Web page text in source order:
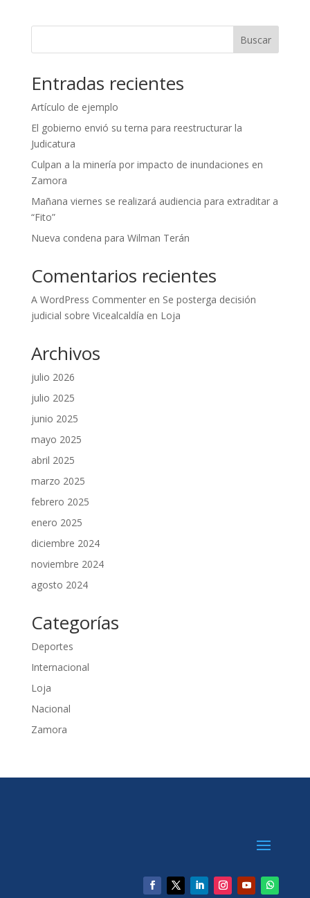
Buscar
Entradas recientes
Artículo de ejemplo
El gobierno envió su terna para reestructurar la
Judicatura
Culpan a la minería por impacto de inundaciones en
Zamora
Mañana viernes se realizará audiencia para extraditar a
“Fito”
Nueva condena para Wilman Terán
Comentarios recientes
A WordPress Commenteren Se posterga decisión
judicial sobre Vicealcaldía en Loja
Archivos
julio 2026
julio 2025
junio 2025
mayo 2025
abril 2025
marzo 2025
febrero 2025
enero 2025
diciembre 2024
noviembre 2024
agosto 2024
Categorías
Deportes
Internacional
Loja
Nacional
Zamora